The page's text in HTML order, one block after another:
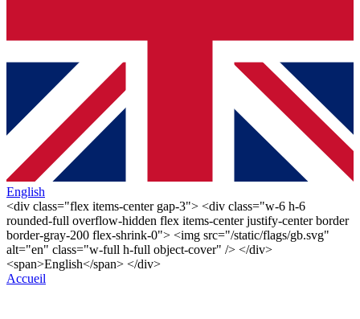
English
<div class="flex items-center gap-3"> <div class="w-6 h-6
rounded-full overflow-hidden flex items-center justify-center border
border-gray-200 flex-shrink-0"> <img src="/static/flags/gb.svg"
alt="en" class="w-full h-full object-cover" /> </div>
<span>English</span> </div>
Accueil